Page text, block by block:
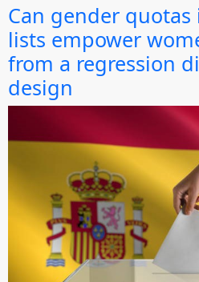
Can gender
lists empower
from a regression
design